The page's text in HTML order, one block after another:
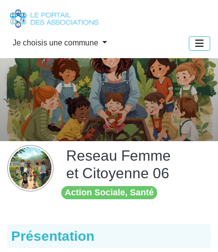
Je choisis une commune
Reseau Femme
et Citoyenne 06
Action Sociale, Santé
Présentation